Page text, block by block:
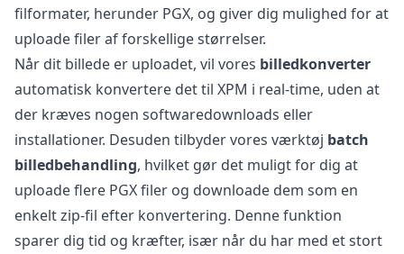
filformater, herunder PGX, og giver dig mulighed for at
uploade filer af forskellige størrelser.
Når dit billede er uploadet, vil vores billedkonverter
automatisk konvertere det til XPM i real-time, uden at
der kræves nogen softwaredownloads eller
installationer. Desuden tilbyder vores værktøj batch
billedbehandling, hvilket gør det muligt for dig at
uploade flere PGX filer og downloade dem som en
enkelt zip-fil efter konvertering. Denne funktion
sparer dig tid og kræfter, især når du har med et stort